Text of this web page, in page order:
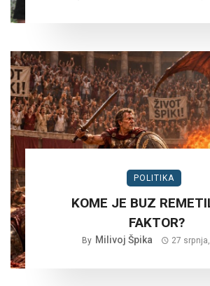
POLITIKA
KOME JE BUZ
FAKTOR?
By Milivoj Špika 27